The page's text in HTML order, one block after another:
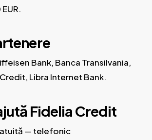
Bank, Banca Transilvania,
Libra Internet Bank.
Fidelia Credit
— telefonic